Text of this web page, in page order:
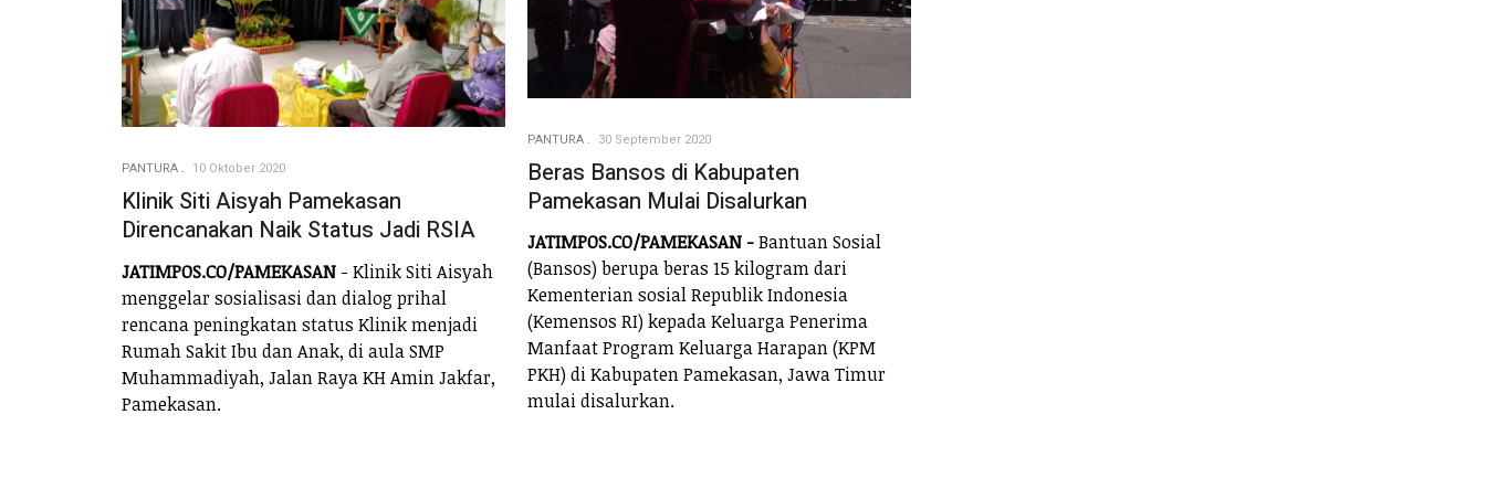
PANTURA 10 Oktober 2020
Klinik Siti Aisyah Pamekasan
Direncanakan Naik Status Jadi RSIA
JATIMPOS.CO/PAMEKASAN - Klinik Siti Aisyah
menggelar sosialisasi dan dialog prihal
rencana peningkatan status Klinik menjadi
Rumah Sakit Ibu dan Anak, di aula SMP
Muhammadiyah, Jalan Raya KH Amin Jakfar,
Pamekasan.
PANTURA 30 September 2020
Beras Bansos di Kabupaten
Pamekasan Mulai Disalurkan
JATIMPOS.CO/PAMEKASAN -Bantuan Sosial
(Bansos) berupa beras 15 kilogram dari
Kementerian sosial Republik Indonesia
(Kemensos RI) kepada Keluarga Penerima
Manfaat Program Keluarga Harapan (KPM
PKH) di Kabupaten Pamekasan, Jawa Timur
mulai disalurkan.